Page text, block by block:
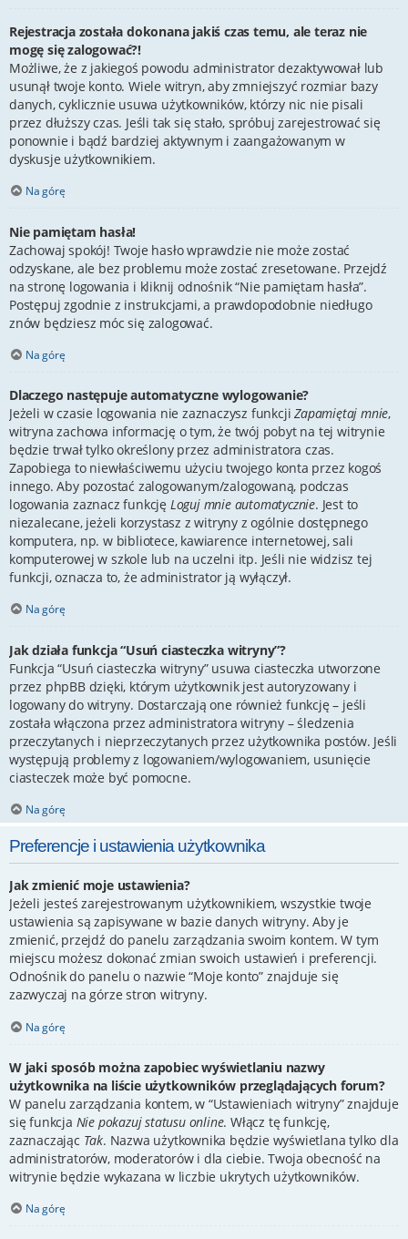
Rejestracja została dokonana jakiś czas temu, ale teraz nie
mogę się zalogować?!
Możliwe, że z jakiegoś powodu administrator dezaktywował lub
usunął twoje konto. Wiele witryn, aby zmniejszyć rozmiar bazy
danych, cyklicznie usuwa użytkowników, którzy nic nie pisali
przez dłuższy czas. Jeśli tak się stało, spróbuj zarejestrować się
ponownie i bądź bardziej aktywnym i zaangażowanym w
dyskusje użytkownikiem.
Na górę
Nie pamiętam hasła!
Zachowaj spokój! Twoje hasło wprawdzie nie może zostać
odzyskane, ale bez problemu może zostać zresetowane. Przejdź
na stronę logowania i kliknij odnośnik “Nie pamiętam hasła”.
Postępuj zgodnie z instrukcjami, a prawdopodobnie niedługo
znów będziesz móc się zalogować.
Na górę
Dlaczego następuje automatyczne wylogowanie?
Jeżeli w czasie logowania nie zaznaczysz funkcjiZapamiętaj mnie,
witryna zachowa informację o tym, że twój pobyt na tej witrynie
będzie trwał tylko określony przez administratora czas.
Zapobiega to niewłaściwemu użyciu twojego konta przez kogoś
innego. Aby pozostać zalogowanym/zalogowaną, podczas
logowania zaznacz funkcję Loguj mnie automatycznie. Jest to
niezalecane, jeżeli korzystasz z witryny z ogólnie dostępnego
komputera, np. w bibliotece, kawiarence internetowej, sali
komputerowej w szkole lub na uczelni itp. Jeśli nie widzisz tej
funkcji, oznacza to, że administrator ją wyłączył.
Na górę
Jak działa funkcja “Usuń ciasteczka witryny”?
Funkcja “Usuń ciasteczka witryny” usuwa ciasteczka utworzone
przez phpBB dzięki, którym użytkownik jest autoryzowany i
logowany do witryny. Dostarczają one również funkcję – jeśli
została włączona przez administratora witryny – śledzenia
przeczytanych i nieprzeczytanych przez użytkownika postów. Jeśli
występują problemy z logowaniem/wylogowaniem, usunięcie
ciasteczek może być pomocne.
Na górę
Preferencje i ustawienia użytkownika
Jak zmienić moje ustawienia?
Jeżeli jesteś zarejestrowanym użytkownikiem, wszystkie twoje
ustawienia są zapisywane w bazie danych witryny. Aby je
zmienić, przejdź do panelu zarządzania swoim kontem. W tym
miejscu możesz dokonać zmian swoich ustawień i preferencji.
Odnośnik do panelu o nazwie “Moje konto” znajduje się
zazwyczaj na górze stron witryny.
Na górę
W jaki sposób można zapobiec wyświetlaniu nazwy
użytkownika na liście użytkowników przeglądających forum?
W panelu zarządzania kontem, w “Ustawieniach witryny” znajduje
się funkcja Nie pokazuj statusu online. Włącz tę funkcję,
zaznaczając Tak. Nazwa użytkownika będzie wyświetlana tylko dla
administratorów, moderatorów i dla ciebie. Twoja obecność na
witrynie będzie wykazana w liczbie ukrytych użytkowników.
Na górę